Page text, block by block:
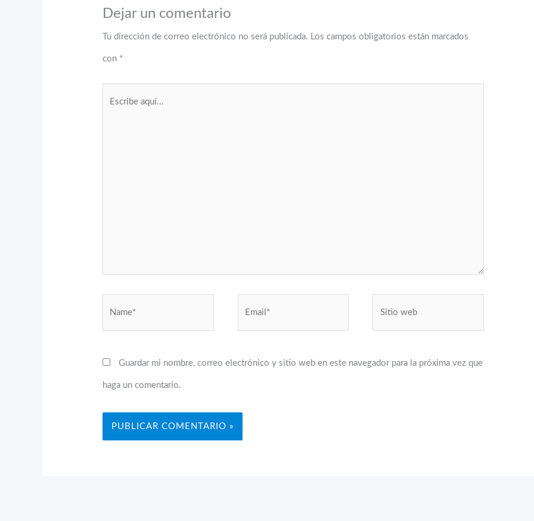
Dejar un comentario
Tu dirección de correo electrónico no será publicada. Los campos obligatorios están marcados
con *
Guardar mi nombre, correo electrónico y sitio web en este navegador para la próxima vez que
haga un comentario.